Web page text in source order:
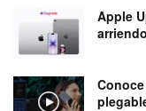
Apple